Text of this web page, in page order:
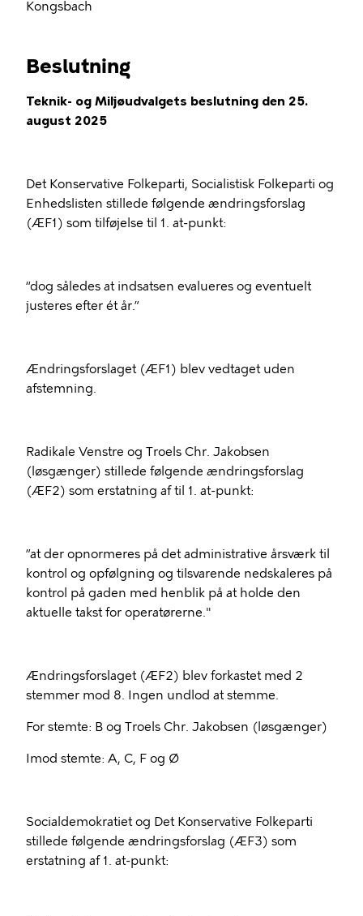
Kongsbach
Beslutning
Teknik- og Miljøudvalgets beslutning den 25.
august 2025
Det Konservative Folkeparti, Socialistisk Folkeparti og
Enhedslisten stillede følgende ændringsforslag
(ÆF1) som tilføjelse til 1. at-punkt:
“dog således at indsatsen evalueres og eventuelt
justeres efter ét år.”
Ændringsforslaget (ÆF1) blev vedtaget uden
afstemning.
Radikale Venstre og Troels Chr. Jakobsen
(løsgænger) stillede følgende ændringsforslag
(ÆF2) som erstatning af til 1. at-punkt:
”at der opnormeres på det administrative årsværk til
kontrol og opfølgning og tilsvarende nedskaleres på
kontrol på gaden med henblik på at holde den
aktuelle takst for operatørerne."
Ændringsforslaget (ÆF2) blev forkastet med 2
stemmer mod 8. Ingen undlod at stemme.
For stemte: B og Troels Chr. Jakobsen (løsgænger)
Imod stemte: A, C, F og Ø
Socialdemokratiet og Det Konservative Folkeparti
stillede følgende ændringsforslag (ÆF3) som
erstatning af 1. at-punkt: